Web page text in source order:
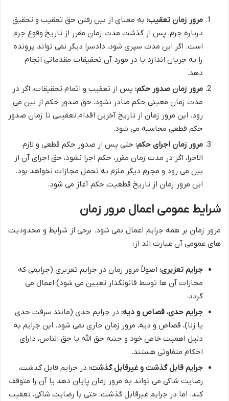
مرور زمان تعقیب: به معنای از بین رفتن حق تعقیب و تحقیق
درباره جرم، پس از گذشت مدت زمان مقرر از تاریخ وقوع جرم
است. اگر این مدت سپری شود، دادسرا دیگر نمی تواند پرونده
را به جریان اندازد یا در مورد آن تحقیقات مقدماتی انجام
دهد.
مرور زمان صدور حکم: پس از تعقیب و اتمام تحقیقات، اگر در
مدت زمان معینی حکم صادر نشود، حق صدور حکم از بین می
رود. این مرور زمان از تاریخ آخرین اقدام تعقیبی تا زمان صدور
حکم قطعی محاسبه می شود.
مرور زمان اجرای حکم: حتی پس از صدور حکم قطعی و لازم
الاجرا، اگر در مدت زمان مقرر، حکم اجرا نشود، حق اجرای آن از
بین می رود و مجرم دیگر ملزم به تحمل مجازات نخواهد بود.
این مرور زمان از تاریخ قطعیت حکم آغاز می شود.
شرایط عمومی اعمال مرور زمان
مرور زمان بر همه جرایم اعمال نمی شود. برخی از شرایط و محدودیت
های عمومی آن عبارت اند از:
جرایم تعزیری: اصولاً مرور زمان در جرایم تعزیری (جرایمی که
مجازات آن ها توسط قانونگذار تعیین می شود) اعمال می
گردد.
جرایم حدی، قصاص و دیه: در جرایم حدی (مانند سرقت حدی
یا زنا)، قصاص و دیه، مرور زمان جاری نمی شود. این جرایم به
دلیل اهمیت خاص خود و جنبه حق الله یا حق الناس، دارای
احکام متفاوتی هستند.
جرایم قابل گذشت و غیرقابل گذشت: در جرایم قابل گذشت،
رضایت شاکی می تواند به مرور زمان پایان دهد یا آن را متوقف
کند. اما در جرایم غیرقابل گذشت، حتی با رضایت شاکی، تعقیب